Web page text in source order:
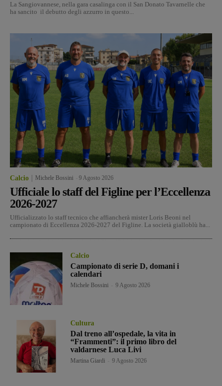
La Sangiovannese, nella gara casalinga con il San Donato Tavarnelle che
ha sancito il debutto degli azzurro in questo...
Calcio Michele Bossini 9 Agosto 2026
Ufficiale lo staff del Figline per l’Eccellenza
2026-2027
Ufficializzato lo staff tecnico che affiancherà mister Loris Beoni nel
campionato di Eccellenza 2026-2027 del Figline. La società gialloblù ha...
Calcio
Campionato di serie D, domani i
calendari
Michele Bossini 9 Agosto 2026
Cultura
Dal treno all’ospedale, la vita in
“Frammenti”: il primo libro del
valdarnese Luca Livi
Martina Giardi 9 Agosto 2026